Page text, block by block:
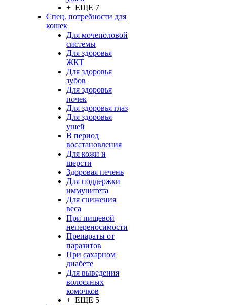
+ ЕЩЕ 7
Спец. потребности для
кошек
Для мочеполовой
системы
Для здоровья
ЖКТ
Для здоровья
зубов
Для здоровья
почек
Для здоровья глаз
Для здоровья
ушей
В период
восстановления
Для кожи и
шерсти
Здоровая печень
Для поддержки
иммунитета
Для снижения
веса
При пищевой
непереносимости
Препараты от
паразитов
При сахарном
диабете
Для выведения
волосяных
комочков
+ ЕЩЕ 5